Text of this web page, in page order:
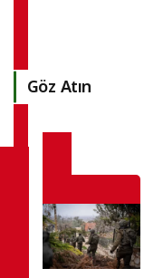
Göz Atın